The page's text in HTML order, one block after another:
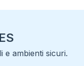
e ambienti sicuri.